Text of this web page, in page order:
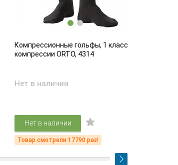
Компрессионные гольфы, 1 класс
компрессии ORTO, 4314
Нет в наличии
Нет в наличии
Товар смотрели 17790 раз!